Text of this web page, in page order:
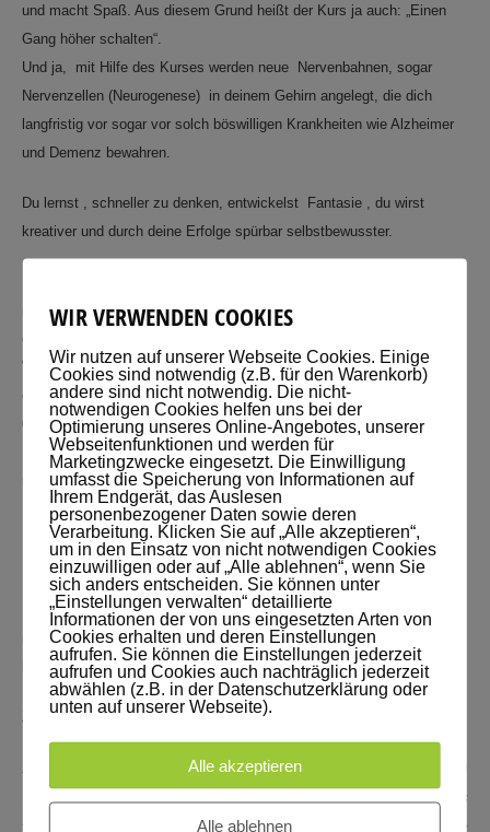
und macht Spaß. Aus diesem Grund heißt der Kurs ja auch: „Einen
Gang höher schalten“.
Und ja, mit Hilfe des Kurses werden neue Nervenbahnen, sogar
Nervenzellen (Neurogenese) in deinem Gehirn angelegt, die dich
langfristig vor sogar vor solch böswilligen Krankheiten wie Alzheimer
und Demenz bewahren.
Du lernst , schneller zu denken, entwickelst Fantasie , du wirst
kreativer und durch deine Erfolge spürbar selbstbewusster.
nutzbar. Das heißt, du lernst immer dann, wenn du Zeit hast. Etwa
eine Stunde je Modul musst du aber einplanen.
Wenn du zum Kurs oder zu einzelnen Modulen Fragen hast, ruf mich
einfach an.
03361 57188
Der Kurs ist so strukturiert, dass der ausgewählte Lernstoff immer zur
richtigen Zeit wiederholt wird, um ihn dauerhaft abzuspeichern.
Ist doch clever, oder?
Hier geht’s zum Inhalt der einzelnen Module
Übrigens ist der Kurs modular angelegt. Du kannst auch erst einmal
mit wenigen Modulen beginnen und später die restlichen später dazu
kaufen.
Zitat von einer Teilnehmerin:
Mir hat der Online-Gedächtniskurs sehr viel Spaß gemacht, da
ich schon nach dem ersten Modul gesehen habe, dass es
wirklich funktioniert und ich Erfolge hatte. Auch ich befinde
WIR VERWENDEN COOKIES
Wir nutzen auf unserer Webseite Cookies. Einige
Cookies sind notwendig (z.B. für den Warenkorb)
andere sind nicht notwendig. Die nicht-
notwendigen Cookies helfen uns bei der
Optimierung unseres Online-Angebotes, unserer
Webseitenfunktionen und werden für
Marketingzwecke eingesetzt. Die Einwilligung
umfasst die Speicherung von Informationen auf
Ihrem Endgerät, das Auslesen
personenbezogener Daten sowie deren
Verarbeitung. Klicken Sie auf „Alle akzeptieren“,
um in den Einsatz von nicht notwendigen Cookies
einzuwilligen oder auf „Alle ablehnen“, wenn Sie
sich anders entscheiden. Sie können unter
„Einstellungen verwalten“ detaillierte
Informationen der von uns eingesetzten Arten von
Cookies erhalten und deren Einstellungen
aufrufen. Sie können die Einstellungen jederzeit
aufrufen und Cookies auch nachträglich jederzeit
abwählen (z.B. in der Datenschutzerklärung oder
unten auf unserer Webseite).
Alle akzeptieren
Alle ablehnen